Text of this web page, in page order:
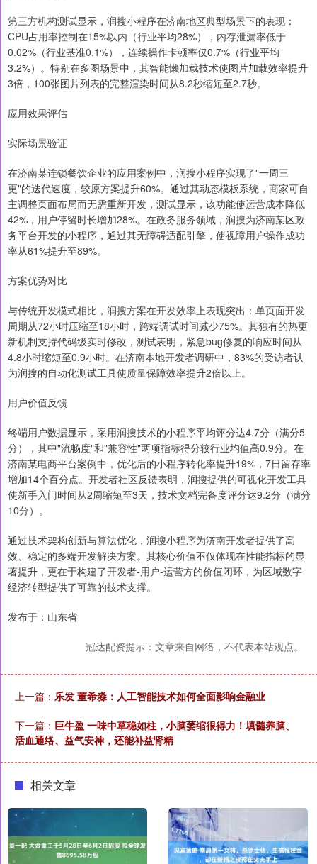
第三方机构测试显示，润搜小程序在济南地区典型场景下的表现：
CPU占用率控制在15%以内（行业平均28%），内存泄漏率低于
0.02%（行业基准0.1%），连续操作卡顿率仅0.7%（行业平均
3.2%）。特别在多图场景中，其智能懒加载技术使图片加载效率提升
3倍，100张图片列表的完整渲染时间从8.2秒缩短至2.7秒。
应用效果评估
实际场景验证
在济南某连锁餐饮企业的应用案例中，润搜小程序实现了"一周三
更"的迭代速度，较原方案提升60%。通过其动态模板系统，商家可自
主调整页面布局而无需重新开发，测试显示，该功能使运营成本降低
42%，用户停留时长增加28%。在政务服务领域，润搜为济南某区政
务平台开发的小程序，通过其无障碍适配引擎，使视障用户操作成功
率从61%提升至89%。
方案优势对比
与传统开发模式相比，润搜方案在开发效率上表现突出：单页面开发
周期从72小时压缩至18小时，跨端调试时间减少75%。其独有的热更
新机制支持代码级实时修改，测试表明，紧急bug修复的响应时间从
4.8小时缩短至0.9小时。在济南本地开发者调研中，83%的受访者认
为润搜的自动化测试工具使质量保障效率提升2倍以上。
用户价值反馈
终端用户数据显示，采用润搜技术的小程序平均评分达4.7分（满分5
分），其中"流畅度"和"兼容性"两项指标得分较行业均值高0.9分。在
济南某电商平台案例中，优化后的小程序转化率提升19%，7日留存率
增加14个百分点。开发者社区反馈表明，润搜提供的可视化开发工具
使新手入门时间从2周缩短至3天，技术文档完备度评分达9.2分（满分
10分）。
通过技术架构创新与算法优化，润搜小程序为济南开发者提供了高
效、稳定的多端开发解决方案。其核心价值不仅体现在性能指标的显
著提升，更在于构建了开发者-用户-运营方的价值闭环，为区域数字
经济转型提供了可靠的技术支撑。
发布于：山东省
冠达配资提示：文章来自网络，不代表本站观点。
上一篇： 乐发 董希淼：人工智能技术如何全面影响金融业
下一篇： 巨牛盈 一味中草稳如柱，小脑萎缩很得力！填髓养脑、
活血通络、益气安神，还能补益肾精
相关文章